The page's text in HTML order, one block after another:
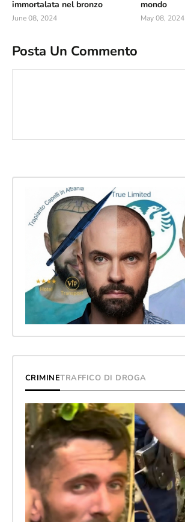
immortalata nel bronzo
June 08, 2024
mondo
May 08, 2024
Posta Un Commento
CRIMINETRAFFICO DI DROGA